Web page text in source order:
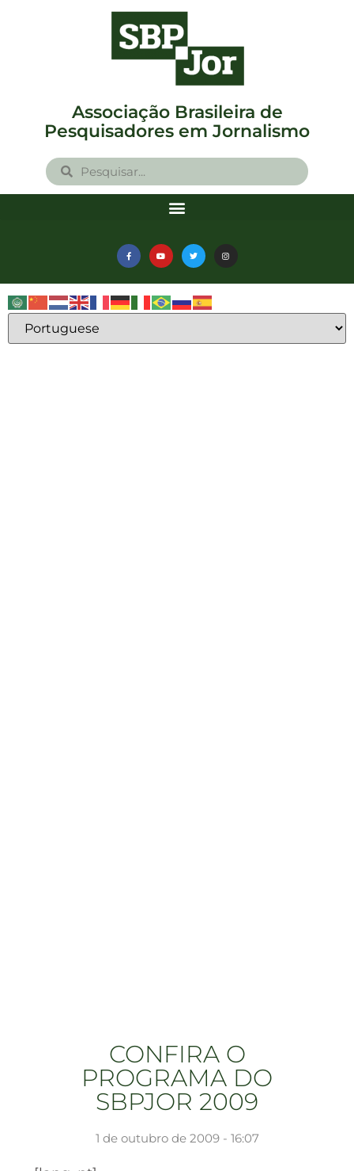
Associação Brasileira de
Pesquisadores em Jornalismo
CONFIRA O
PROGRAMA DO
SBPJOR 2009
1 de outubro de 2009 - 16:07